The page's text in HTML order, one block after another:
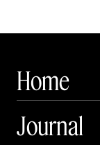
Home
Journal